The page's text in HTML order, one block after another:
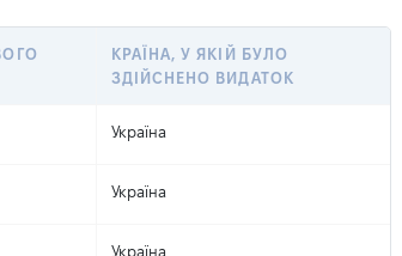
КРАЇНА, У ЯКІЙ БУЛО
ЗДІЙСНЕНО ВИДАТОК
Україна
Україна
Україна